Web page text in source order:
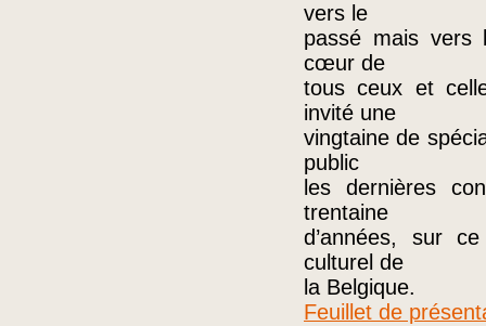
vers le
passé mais vers
cœur de
tous ceux et
invité une
vingtaine de
public
les dernières
trentaine
d’années, sur
culturel de
la Belgique.
Feuillet de